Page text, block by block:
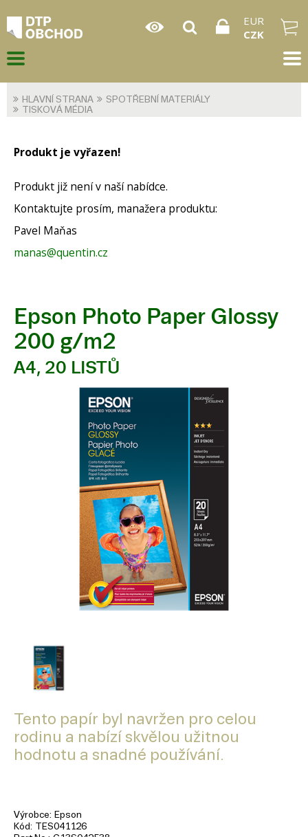
EUR
CZK
HLAVNÍ STRANA
SPOTŘEBNÍ MATERIÁLY
TISKOVÁ MÉDIA
Produkt je vyřazen!
Produkt již není v naší nabídce.
Kontaktujte prosím, manažera produktu:
Pavel Maňas
manas@quentin.cz
Epson Photo Paper Glossy
200 g/m2
A4, 20 LISTŮ
Tento papír byl navržen pro celou
rodinu a nabízí skvělou užitnou
hodnotu a snadné používání.
Výrobce
Epson
Kód
TES041126